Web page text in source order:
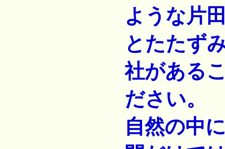
ような片
とたたず
社がある
ださい。
自然の中